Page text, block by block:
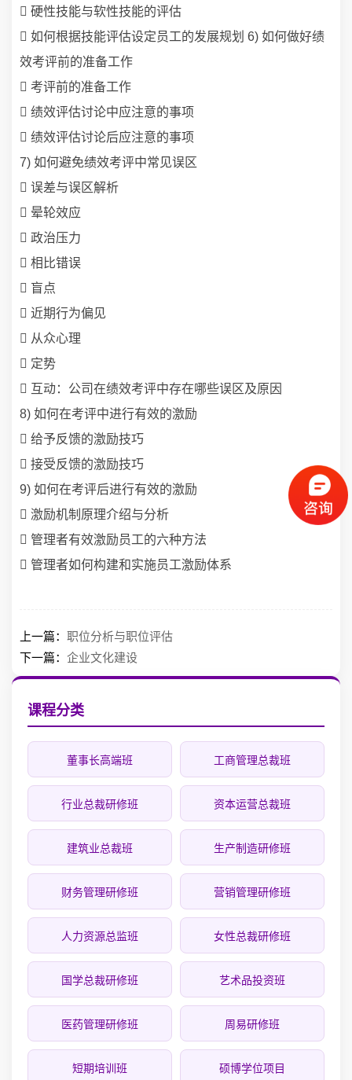
 硬性技能与软性技能的评估
 如何根据技能评估设定员工的发展规划 6) 如何做好绩
效考评前的准备工作
 考评前的准备工作
 绩效评估讨论中应注意的事项
 绩效评估讨论后应注意的事项
7) 如何避免绩效考评中常见误区
 误差与误区解析
 晕轮效应
 政治压力
 相比错误
 盲点
 近期行为偏见
 从众心理
 定势
 互动：公司在绩效考评中存在哪些误区及原因
8) 如何在考评中进行有效的激励
 给予反馈的激励技巧
 接受反馈的激励技巧
9) 如何在考评后进行有效的激励
 激励机制原理介绍与分析
 管理者有效激励员工的六种方法
 管理者如何构建和实施员工激励体系
上一篇： 职位分析与职位评估
下一篇： 企业文化建设
课程分类
董事长高端班 工商管理总裁班
行业总裁研修班 资本运营总裁班
建筑业总裁班 生产制造研修班
财务管理研修班 营销管理研修班
人力资源总监班 女性总裁研修班
国学总裁研修班 艺术品投资班
医药管理研修班 周易研修班
短期培训班 硕博学位项目